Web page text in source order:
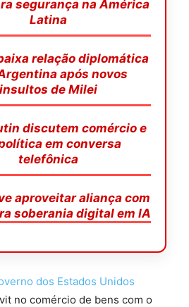
segurança na América
Latina
relação diplomática
após novos
insultos de Milei
discutem comércio e
em conversa
telefônica
aproveitar aliança com
soberania digital em IA
dos Estados Unidos
no comércio de bens com o